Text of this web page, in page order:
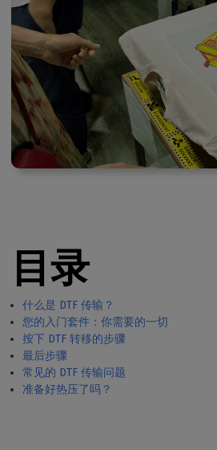
目录
什么是 DTF 传输？
您的入门套件：你需要的一切
按下 DTF 转移的步骤
最后步骤
常见的 DTF 传输问题
准备好热压了吗？